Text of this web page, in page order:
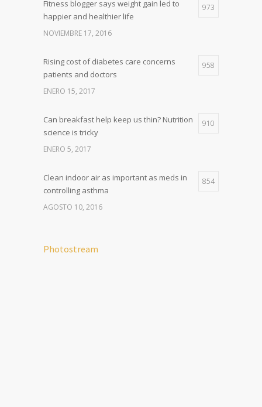
Fitness blogger says weight gain led to
happier and healthier life
973
NOVIEMBRE 17, 2016
Rising cost of diabetes care concerns
patients and doctors
958
ENERO 15, 2017
Can breakfast help keep us thin? Nutrition
science is tricky
910
ENERO 5, 2017
Clean indoor air as important as meds in
controlling asthma
854
AGOSTO 10, 2016
Photostream